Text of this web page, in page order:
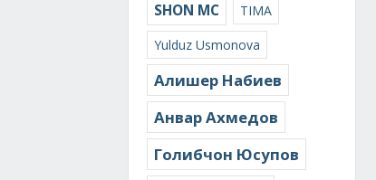
SHON MC
TIMA
Yulduz Usmonova
Алишер Набиев
Анвар Ахмедов
Голибчон Юсупов